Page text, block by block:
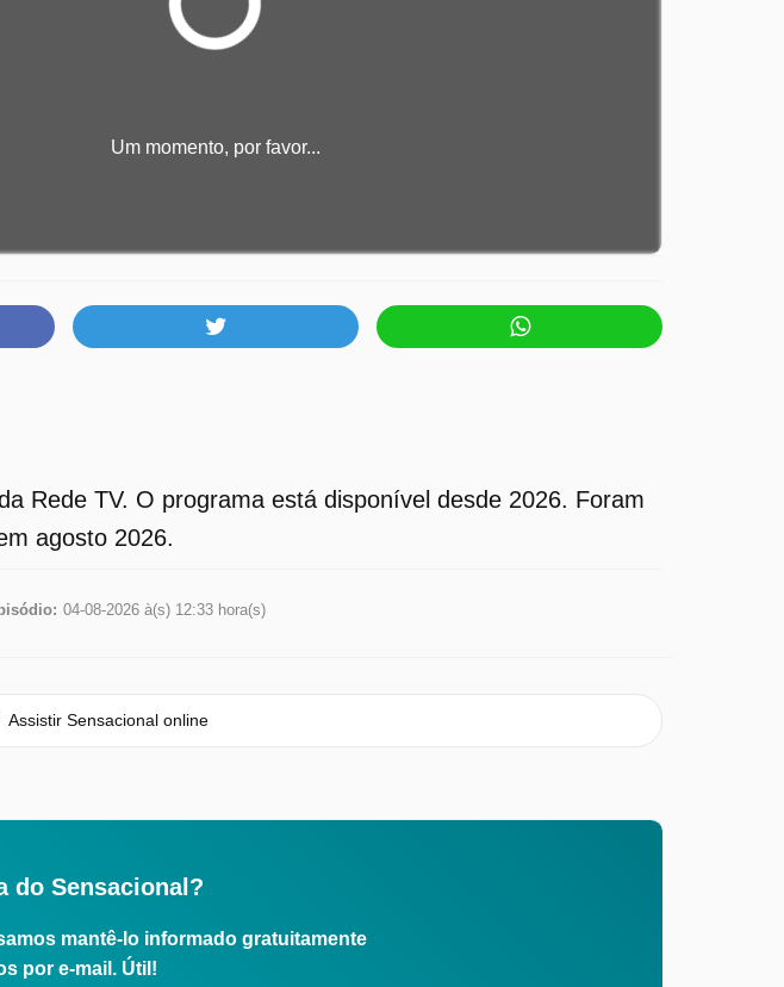
Um momento, por favor...
Rede TV. O programa está disponível desde 2026. Foram
agosto 2026.
04-08-2026 à(s) 12:33 hora(s)
Assistir Sensacional online
do Sensacional?
mantê-lo informado gratuitamente
por e-mail. Útil!